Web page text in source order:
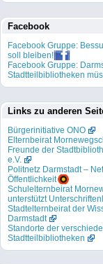
Facebook
Facebook Gruppe:
soll bleiben!
Facebook Gruppe:
Stadtteilbibliotheken
Links zu anderen
Bürgerinitiative ONO
Elternbeirat
Freunde der
e.V.
Politnetz Darmstadt –
Öffentlichkeit
Schulelternbeirat
unterstützt
Stadtelternbeirat der
Darmstadt
Standorte der
Stadtteilbibliotheken